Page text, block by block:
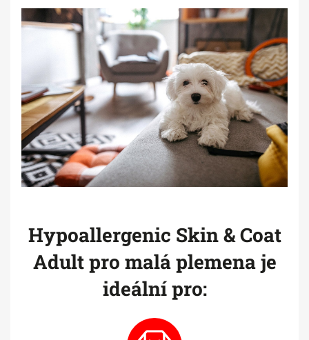
Hypoallergenic Skin & Coat
Adult pro malá plemena je
ideální pro: